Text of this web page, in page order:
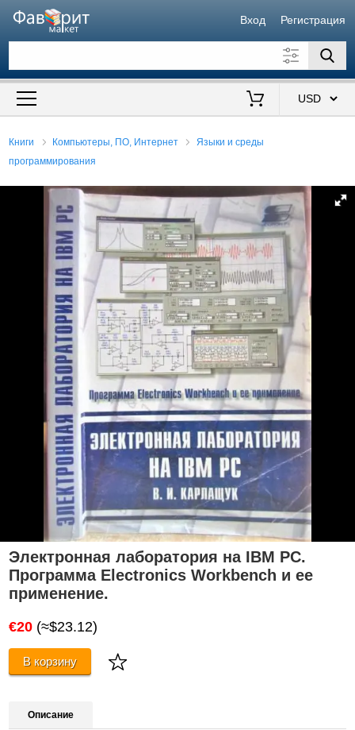
Вход Регистрация
Искать также в описании
Продавец
Книги Компьютеры, ПО, Интернет
Языки и среды
программирования
Электронная лаборатория на IBM PC.
Программа Electronics Workbench и ее
применение.
€20 (≈$23.12)
В корзину
Описание